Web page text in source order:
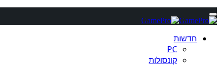
חדשות
PC
קונסולות